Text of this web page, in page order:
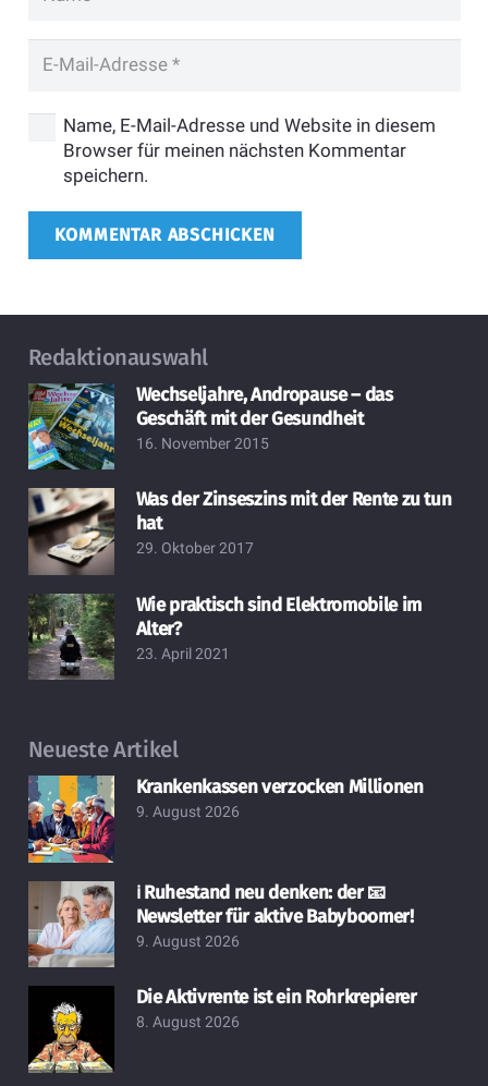
Name, E-Mail-Adresse und Website in diesem
Browser für meinen nächsten Kommentar
speichern.
KOMMENTAR ABSCHICKEN
Redaktionauswahl
Wechseljahre, Andropause – das
Geschäft mit der Gesundheit
16. November 2015
Was der Zinseszins mit der Rente zu tun
hat
29. Oktober 2017
Wie praktisch sind Elektromobile im
Alter?
23. April 2021
Neueste Artikel
Krankenkassen verzocken Millionen
9. August 2026
ℹ️ Ruhestand neu denken: der 📧
Newsletter für aktive Babyboomer!
9. August 2026
Die Aktivrente ist ein Rohrkrepierer
8. August 2026